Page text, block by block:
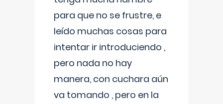
para que no se frustre, e
leído muchas cosas para
intentar ir introduciendo ,
pero nada no hay
manera, con cuchara aún
va tomando , pero en la